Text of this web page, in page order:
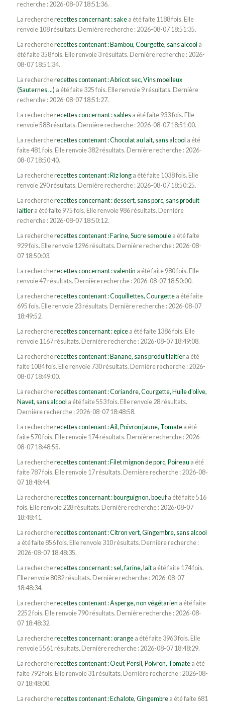
recherche : 2026-08-07 18:51:36.
La rechercherecettes concernant : sakea été faite 1188 fois. Elle
renvoie 108 résultats. Dernière recherche : 2026-08-07 18:51:35.
La rechercherecettes contenant : Bambou, Courgette, sans alcool a
été faite 358 fois. Elle renvoie 3 résultats. Dernière recherche : 2026-
08-07 18:51:34.
La rechercherecettes contenant : Abricot sec, Vins moelleux
(Sauternes ...) a été faite 325 fois. Elle renvoie 9 résultats. Dernière
recherche : 2026-08-07 18:51:27.
La rechercherecettes concernant : sablesa été faite 933 fois. Elle
renvoie 588 résultats. Dernière recherche : 2026-08-07 18:51:00.
La rechercherecettes contenant : Chocolat au lait, sans alcool a été
faite 481 fois. Elle renvoie 382 résultats. Dernière recherche : 2026-
08-07 18:50:40.
La rechercherecettes contenant : Riz longa été faite 1038 fois. Elle
renvoie 290 résultats. Dernière recherche : 2026-08-07 18:50:25.
La rechercherecettes concernant : dessert, sans porc, sans produit
laitiera été faite 975 fois. Elle renvoie 986 résultats. Dernière
recherche : 2026-08-07 18:50:12.
La rechercherecettes contenant : Farine, Sucre semoulea été faite
929 fois. Elle renvoie 1296 résultats. Dernière recherche : 2026-08-
07 18:50:03.
La rechercherecettes concernant : valentin a été faite 980 fois. Elle
renvoie 47 résultats. Dernière recherche : 2026-08-07 18:50:00.
La rechercherecettes contenant : Coquillettes, Courgettea été faite
695 fois. Elle renvoie 23 résultats. Dernière recherche : 2026-08-07
18:49:52.
La rechercherecettes concernant : epicea été faite 1386 fois. Elle
renvoie 1167 résultats. Dernière recherche : 2026-08-07 18:49:08.
La rechercherecettes contenant : Banane, sans produit laitiera été
faite 1084 fois. Elle renvoie 730 résultats. Dernière recherche : 2026-
08-07 18:49:00.
La rechercherecettes contenant : Coriandre, Courgette, Huile d'olive,
Navet, sans alcool a été faite 553 fois. Elle renvoie 28 résultats.
Dernière recherche : 2026-08-07 18:48:58.
La rechercherecettes contenant : Ail, Poivron jaune, Tomatea été
faite 570 fois. Elle renvoie 174 résultats. Dernière recherche : 2026-
08-07 18:48:55.
La rechercherecettes contenant : Filet mignon de porc, Poireau a été
faite 787 fois. Elle renvoie 17 résultats. Dernière recherche : 2026-08-
07 18:48:44.
La rechercherecettes concernant : bourguignon, boeufa été faite 516
fois. Elle renvoie 228 résultats. Dernière recherche : 2026-08-07
18:48:41.
La rechercherecettes contenant : Citron vert, Gingembre, sans alcool
a été faite 856 fois. Elle renvoie 310 résultats. Dernière recherche :
2026-08-07 18:48:35.
La rechercherecettes concernant : sel, farine, laita été faite 174 fois.
Elle renvoie 8082 résultats. Dernière recherche : 2026-08-07
18:48:34.
La rechercherecettes contenant : Asperge, non végétarien a été faite
2252 fois. Elle renvoie 790 résultats. Dernière recherche : 2026-08-
07 18:48:32.
La rechercherecettes concernant : orangea été faite 3963 fois. Elle
renvoie 5561 résultats. Dernière recherche : 2026-08-07 18:48:29.
La rechercherecettes contenant : Oeuf, Persil, Poivron, Tomatea été
faite 792 fois. Elle renvoie 31 résultats. Dernière recherche : 2026-08-
07 18:48:00.
La rechercherecettes contenant : Echalote, Gingembrea été faite 681